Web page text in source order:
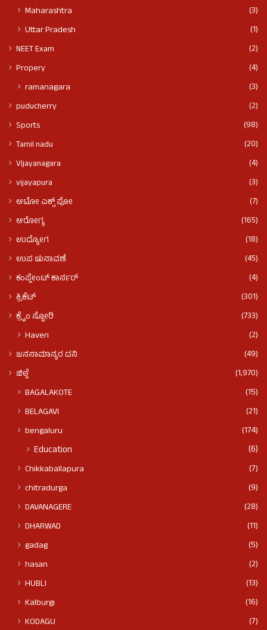
Maharashtra
(3)
Uttar Pradesh
(1)
NEET Exam
(2)
Propery
(4)
ramanagara (3)
puducherry
(2)
Sports
(98)
Tamil nadu
(20)
VIjayanagara
(4)
vijayapura
(3)
ಆಟೋ ಎಕ್ಸ್ ಪೋ
(7)
ಆರೋಗ್ಯ
(165)
ಉದ್ಯೋಗ
(18)
ಉಪ ಚುನಾವಣೆ
(45)
ಕಂಪ್ಲೇಂಟ್ ಕಾರ್ನರ್
(4)
ಕ್ರಿಕೆಟ್
(301)
ಕ್ರೈಂ ಸ್ಟೋರಿ
(733)
Haveri (2)
ಜನಸಾಮಾನ್ಯರ ದನಿ
(49)
ಜಿಲ್ಲೆ
(1,970)
BAGALAKOTE
(15)
BELAGAVI
(21)
bengaluru
(174)
Education (6)
Chikkaballapura
(7)
chitradurga
(9)
DAVANAGERE
(28)
DHARWAD
(11)
gadag
(5)
hasan
(2)
HUBLI
(13)
Kalburgi
(16)
KODAGU
(7)